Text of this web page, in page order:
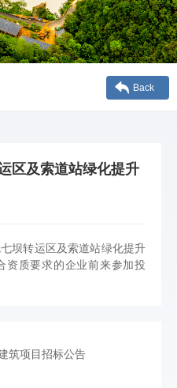
Back
区及索道站绿化提升
坝转运区及索道站绿化提升
资质要求的企业前来参加投
筑项目招标公告